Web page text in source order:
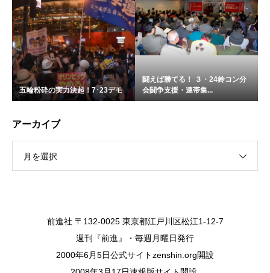
五輪粉砕の実力決起！7･23デモ
闘えば勝てる！ ３・24鈴コン分
会闘争支援・連帯集...
アーカイブ
月を選択
前進社 〒132-0025 東京都江戸川区松江1-12-7
週刊『前進』・毎週月曜日発行
2000年6月5日公式サイトzenshin.org開設